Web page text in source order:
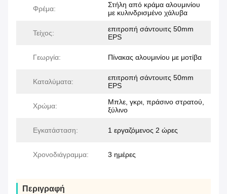
Φρέμα:
Στήλη από κράμα αλουμινίου
με κυλινδρισμένο χάλυβα
Τείχος:
επιτροπή σάντουιτς 50mm
EPS
Γεωργία: Πίνακας αλουμινίου με μοτίβα
Καταλύματα:
επιτροπή σάντουιτς 50mm
EPS
Χρώμα:
Μπλε, γκρι, πράσινο στρατού,
ξύλινο
Εγκατάσταση: 1 εργαζόμενος 2 ώρες
Χρονοδιάγραμμα: 3 ημέρες
Περιγραφή